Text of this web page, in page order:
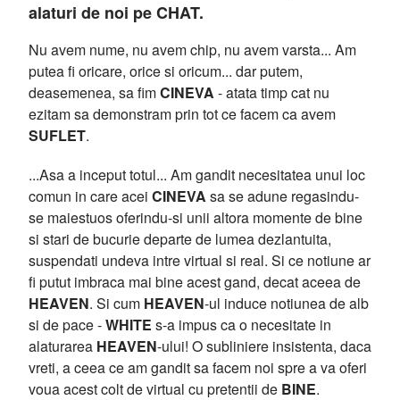
alaturi de noi pe CHAT.
Nu avem nume, nu avem chip, nu avem varsta... Am
putea fi oricare, orice si oricum... dar putem,
deasemenea, sa fimCINEVA - atata timp cat nu
ezitam sa demonstram prin tot ce facem ca avem
SUFLET.
...Asa a inceput totul... Am gandit necesitatea unui loc
comun in care acei CINEVA sa se adune regasindu-
se maiestuos oferindu-si unii altora momente de bine
si stari de bucurie departe de lumea dezlantuita,
suspendati undeva intre virtual si real. Si ce notiune ar
fi putut imbraca mai bine acest gand, decat aceea de
HEAVEN. Si cum HEAVEN-ul induce notiunea de alb
si de pace -WHITE s-a impus ca o necesitate in
alaturarea HEAVEN-ului! O subliniere insistenta, daca
vreti, a ceea ce am gandit sa facem noi spre a va oferi
voua acest colt de virtual cu pretentii de BINE.